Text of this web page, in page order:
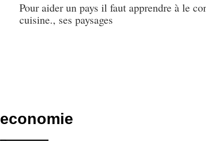
Pour aider un pays il faut apprendre à le
cuisine., ses paysages
economie